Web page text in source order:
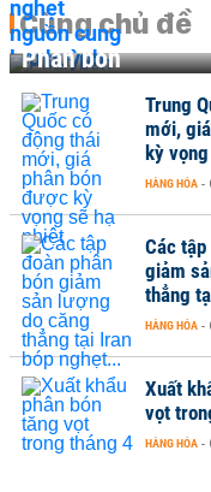
Cùng chủ đề
Phân bón
thái
được
2026
bón
căng
2026
tăng
2026